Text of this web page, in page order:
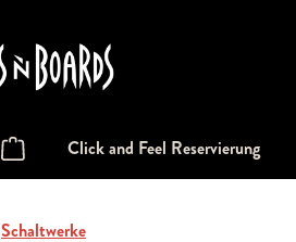
Warenkorb enthält 0 Positionen. Der
Click and Feel Reservierung
Schaltwerke